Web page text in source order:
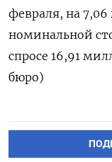
февраля, на
номинальной
спросе 16,91
бюро)